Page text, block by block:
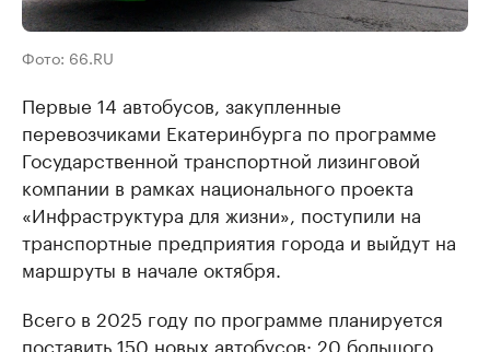
Фото: 66.RU
Первые 14 автобусов, закупленные
перевозчиками Екатеринбурга по программе
Государственной транспортной лизинговой
компании в рамках национального проекта
«Инфраструктура для жизни», поступили на
транспортные предприятия города и выйдут на
маршруты в начале октября.
Всего в 2025 году по программе планируется
поставить 150 новых автобусов: 20 большого